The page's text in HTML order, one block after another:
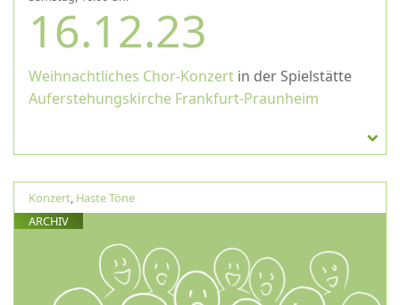
16.12.23
Weihnachtliches Chor-Konzert in der Spielstätte
Auferstehungskirche Frankfurt-Praunheim
Konzert, Haste Töne
ARCHIV